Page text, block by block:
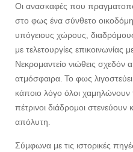
Οι ανασκαφές που
στο φως ένα σύνθετο
υπόγειους χώρους,
με τελετουργίες
Νεκρομαντείο νιώθεις σχεδόν
ατμόσφαιρα. Το φως
κάποιο λόγο όλοι
πέτρινοι διάδρομοι στενεύουν
απόλυτη.
Σύμφωνα με τις ιστορικές